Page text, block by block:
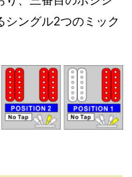
シングル2つのミック